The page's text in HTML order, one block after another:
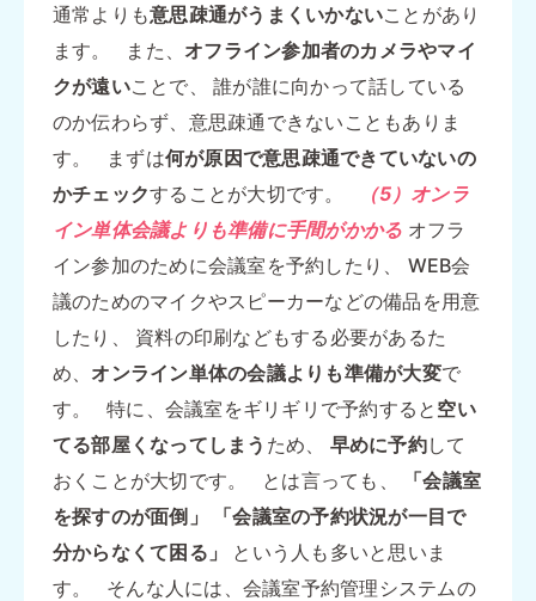
通常よりも意思疎通がうまくいかないことがあり
ます。 また、 オフライン参加者のカメラやマイ
クが遠いことで、 誰が誰に向かって話している
のか伝わらず、意思疎通できないこともありま
す。 まずは何が原因で意思疎通できていないの
かチェックすることが大切です。
（5）オンラ
イン単体会議よりも準備に手間がかかる オフラ
イン参加のために会議室を予約したり、 WEB会
議のためのマイクやスピーカーなどの備品を用意
したり、 資料の印刷などもする必要があるた
め、 オンライン単体の会議よりも準備が大変で
す。 特に、会議室をギリギリで予約すると 空い
てる部屋くなってしまう ため、 早めに予約して
おくことが大切です。 とは言っても、
「会議室
を探すのが面倒」
「会議室の予約状況が一目で
分からなくて困る」
という人も多いと思いま
す。 そんな人には、会議室予約管理システムの